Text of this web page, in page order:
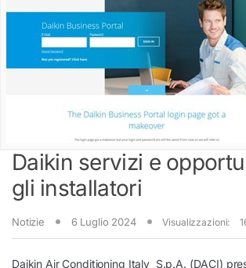
Daikin servizi e
gli installatori
Notizie 6 Luglio 2024 Visualizzazioni:
Daikin Air Conditioning Italy S.p.A. (DACI)